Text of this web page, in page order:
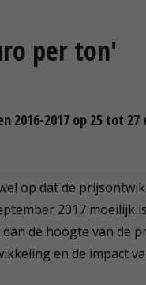
per ton'
2017 op 25 tot
op dat de
2017 moeilijk
de hoogte van de
en de impact